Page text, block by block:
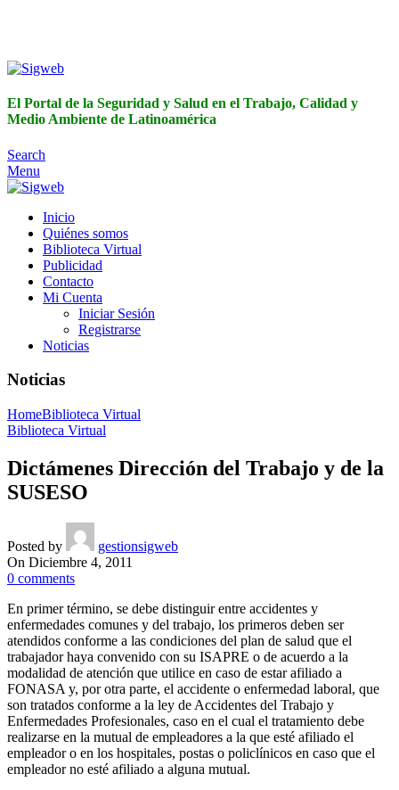
El Portal de la Seguridad y Salud en el Trabajo, Calidad y
Medio Ambiente de Latinoamérica
Search
Menu
Inicio
Quiénes somos
Biblioteca Virtual
Publicidad
Contacto
Mi Cuenta
Iniciar Sesión
Registrarse
Noticias
Noticias
HomeBiblioteca Virtual
Biblioteca Virtual
Dictámenes Dirección del Trabajo y de la
SUSESO
Posted by
gestionsigweb
On Diciembre 4, 2011
0 comments
En primer término, se debe distinguir entre accidentes y
enfermedades comunes y del trabajo, los primeros deben ser
atendidos conforme a las condiciones del plan de salud que el
trabajador haya convenido con su ISAPRE o de acuerdo a la
modalidad de atención que utilice en caso de estar afiliado a
FONASA y, por otra parte, el accidente o enfermedad laboral, que
son tratados conforme a la ley de Accidentes del Trabajo y
Enfermedades Profesionales, caso en el cual el tratamiento debe
realizarse en la mutual de empleadores a la que esté afiliado el
empleador o en los hospitales, postas o policlínicos en caso que el
empleador no esté afiliado a alguna mutual.